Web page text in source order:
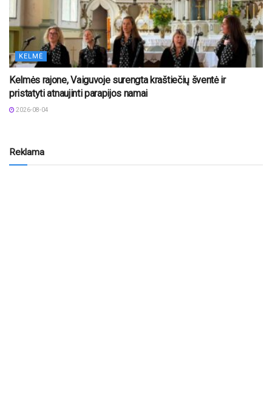
KELMĖ
Kelmės rajone, Vaiguvoje surengta kraštiečių šventė ir
pristatyti atnaujinti parapijos namai
2026-08-04
Reklama